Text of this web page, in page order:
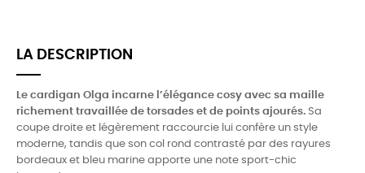
LA DESCRIPTION
Le cardigan Olga incarne l’élégance cosy avec sa maille
richement travaillée de torsades et de points ajourés. Sa
coupe droite et légèrement raccourcie lui confère un style
moderne, tandis que son col rond contrasté par des rayures
bordeaux et bleu marine apporte une note sport-chic